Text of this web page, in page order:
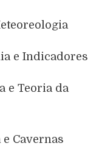
e Indicadores
e Teoria da
Cavernas